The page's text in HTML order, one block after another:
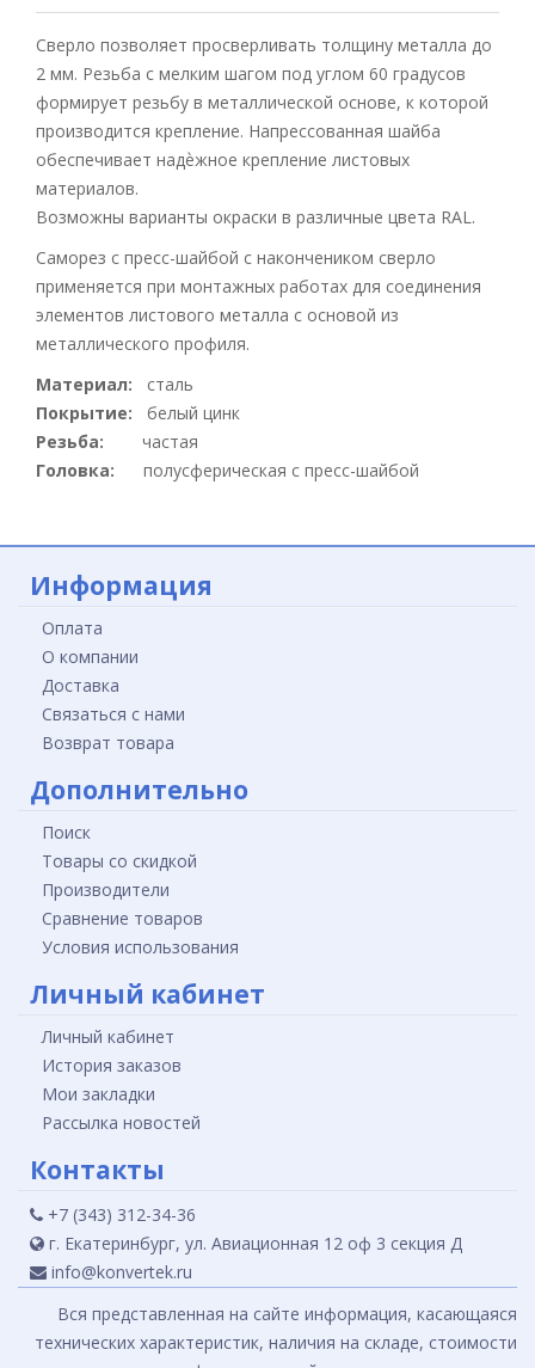
Сверло позволяет просверливать толщину металла до
2 мм. Резьба с мелким шагом под углом 60 градусов
формирует резьбу в металлической основе, к которой
производится крепление. Напрессованная шайба
обеспечивает надѐжное крепление листовых
материалов.
Возможны варианты окраски в различные цвета RAL.
Саморез с пресс-шайбой с накончеником сверло
применяется при монтажных работах для соединения
элементов листового металла с основой из
металлического профиля.
Материал: сталь
Покрытие: белый цинк
Резьба: частая
Головка: полусферическая с пресс-шайбой
Информация
Оплата
О компании
Доставка
Связаться с нами
Возврат товара
Дополнительно
Поиск
Товары со скидкой
Производители
Сравнение товаров
Условия использования
Личный кабинет
Личный кабинет
История заказов
Мои закладки
Рассылка новостей
Контакты
+7 (343) 312-34-36
г. Екатеринбург, ул. Авиационная 12 оф 3 секция Д
info@konvertek.ru
Вся представленная на сайте информация, касающаяся
технических характеристик, наличия на складе, стоимости